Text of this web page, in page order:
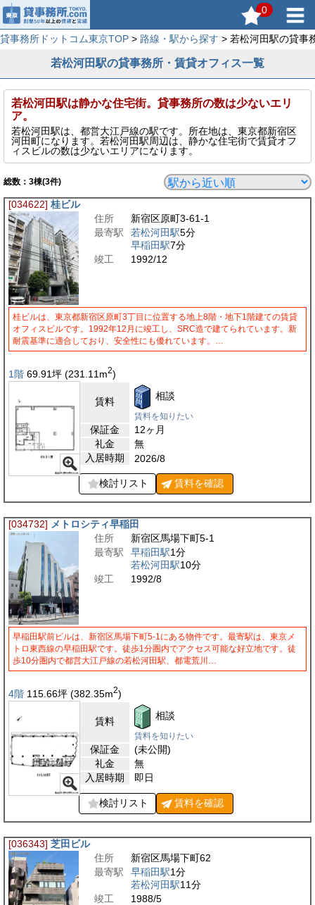
0
貸事務所ドットコム東京TOP > 路線・駅から探す > 若松河田駅の貸事
若松河田駅の貸事務所・賃貸オフィス一覧
若松河田駅は静かな住宅街。貸事務所の数は少ないエリ
ア。
若松河田駅は、都営大江戸線の駅です。所在地は、東京都新宿区
河田町になります。若松河田駅周辺は、静かな住宅街で賃貸オフ
ィスビルの数は少ないエリアになります。
総数： 3棟(3件)
[034622] 桂ビル
住所
新宿区原町3-61-1
最寄駅
若松河田駅5分
早稲田駅7分
竣工
1992/12
桂ビルは、東京都新宿区原町3丁目に位置する地上8階・地下1階建ての賃貸
オフィスビルです。1992年12月に竣工し、SRC造で建てられています。新
耐震基準に適合しており、安全性にも優れています。…
1階 69.91坪 (231.11 m2)
賃料 相談
賃料を知りたい
保証金
12ヶ月
礼金
無
入居時期
2026/8
検討リスト 賃料を確認
[034732] メトロシティ早稲田
住所
新宿区馬場下町5-1
最寄駅
早稲田駅1分
若松河田駅10分
竣工
1992/8
早稲田駅前ビルは、新宿区馬場下町5-1にある物件です。最寄駅は、東京メ
トロ東西線の早稲田駅です。徒歩1分圏内でアクセス可能な好立地です。徒
歩10分圏内で都営大江戸線の若松河田駅、都電荒川…
4階 115.66坪 (382.35m2)
賃料 相談
賃料を知りたい
保証金
(未公開)
礼金
無
入居時期
即日
検討リスト 賃料を確認
[036343] 芝田ビル
住所
新宿区馬場下町62
最寄駅
早稲田駅1分
若松河田駅11分
竣工
1988/5